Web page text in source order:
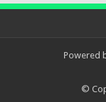
Powered
©